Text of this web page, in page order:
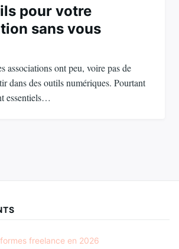
pour votre
sans vous
associations ont peu, voire pas de
dans des outils numériques. Pourtant
essentiels…
freelance en 2026